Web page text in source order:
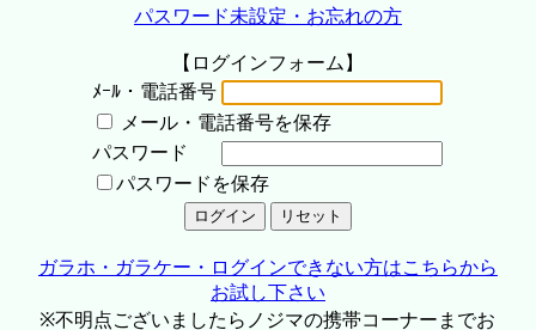
パスワード未設定・お忘れの方
【ログインフォーム】
ﾒｰﾙ・電話番号
メール・電話番号を保存
パスワード
パスワードを保存
ガラホ・ガラケー・ログインできない方はこちらから
お試し下さい
※不明点ございましたらノジマの携帯コーナーまでお